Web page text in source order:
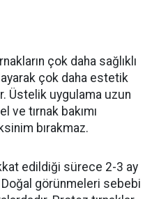
çok daha sağlıklı
çok daha estetik
Üstelik uygulama uzun
ve tırnak bakımı
bırakmaz.
edildiği sürece 2-3 ay
Doğal görünmeleri sebebi